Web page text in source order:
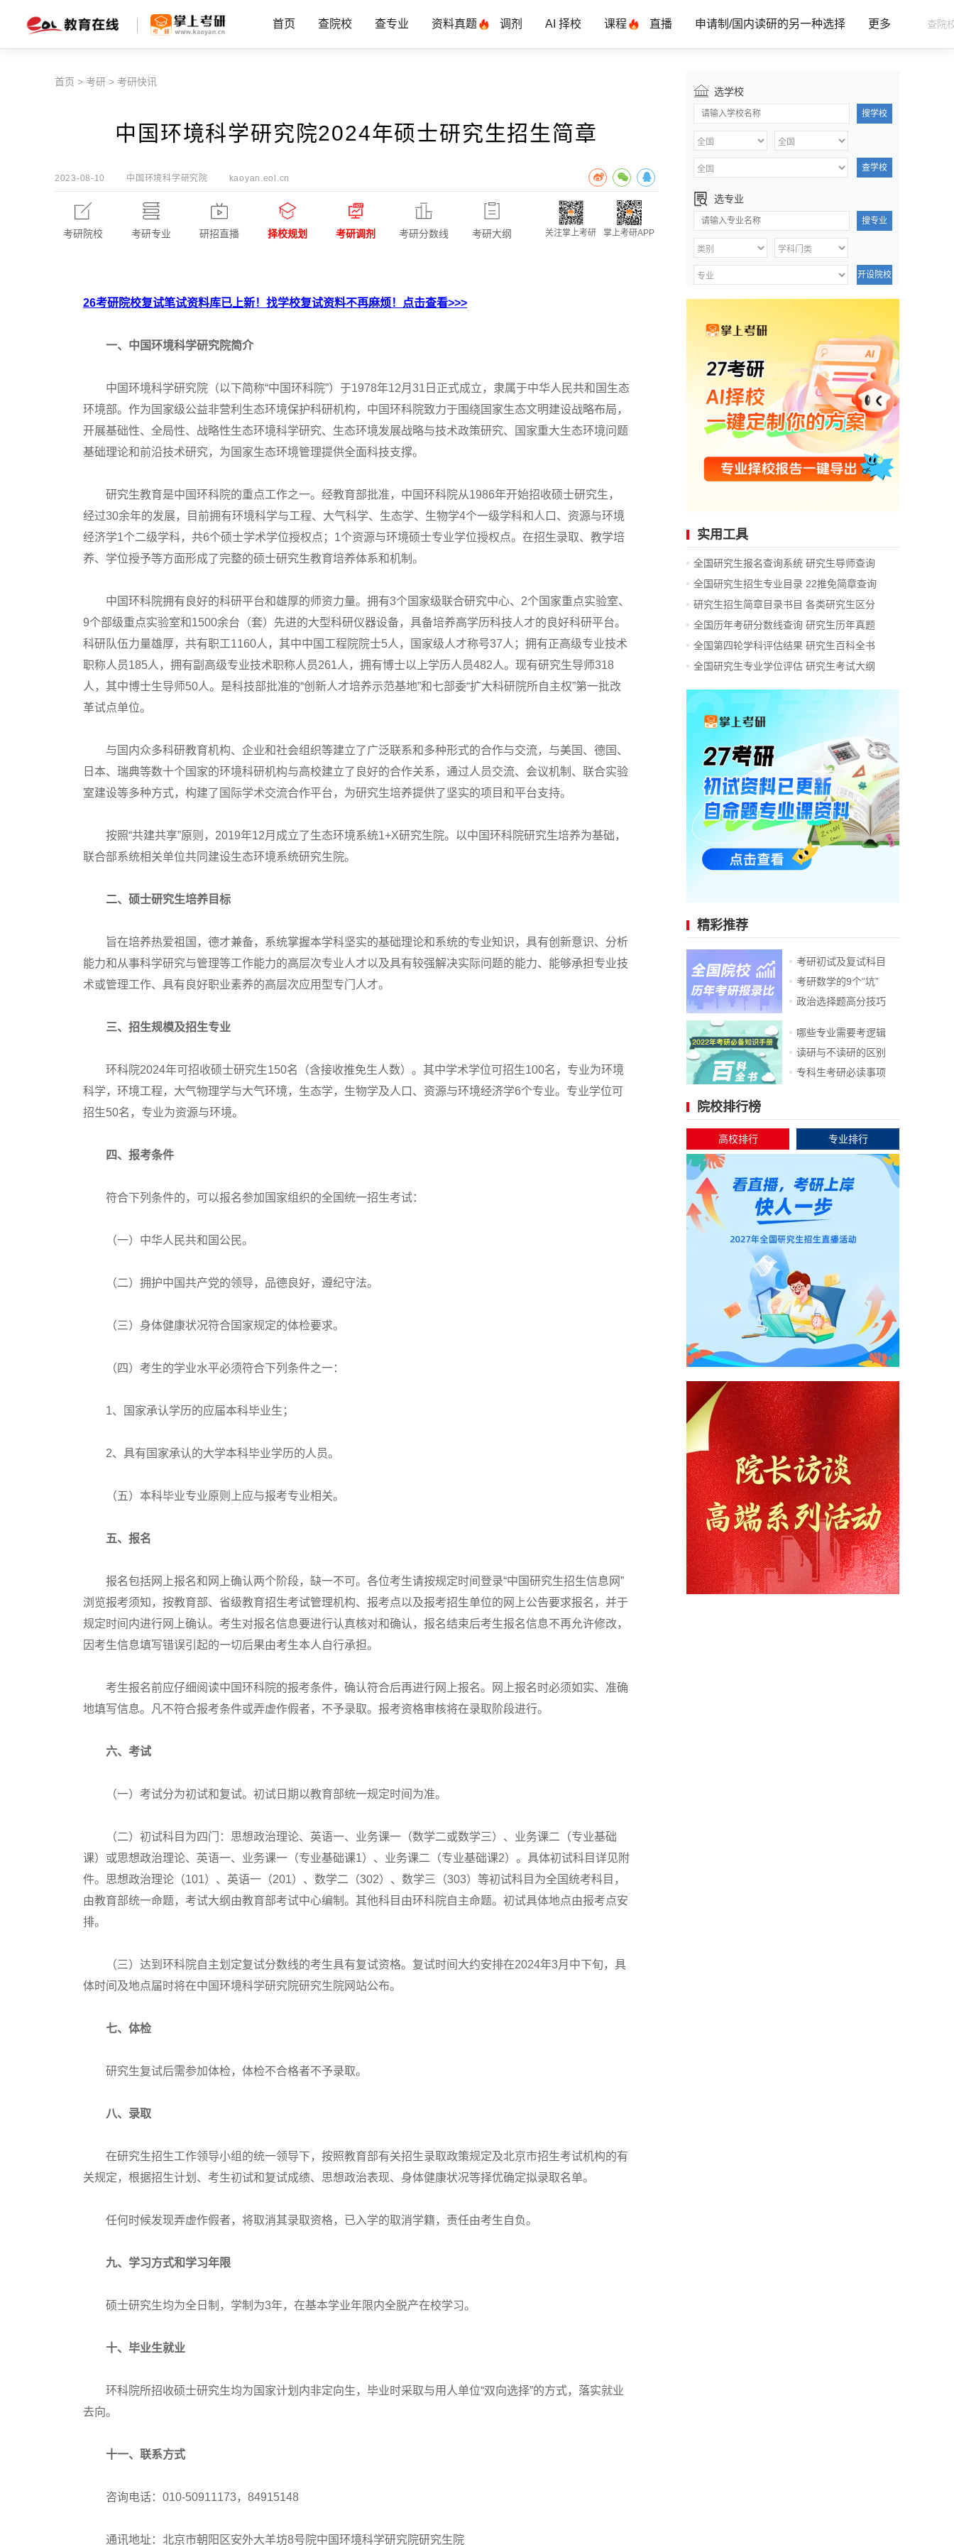
首页 查院校 查专业 资料真题 调剂 AI 择校 课程 直播 申请制/国内读研的另一种选择 更多
首页 > 考研 > 考研快讯
中国环境科学研究院2024年硕士研究生招生简章
2023-08-10 中国环境科学研究院 kaoyan.eol.cn
考研院校 考研专业 研招直播 择校规划 考研调剂 考研分数线 考研大纲 关注掌上考研 掌上考研APP
26考研院校复试笔试资料库已上新！找学校复试资料不再麻烦！点击查看>>>
一、中国环境科学研究院简介
中国环境科学研究院（以下简称“中国环科院”）于1978年12月31日正式成立，隶属于中华人民共和国生态
环境部。作为国家级公益非营利生态环境保护科研机构，中国环科院致力于围绕国家生态文明建设战略布局，
开展基础性、全局性、战略性生态环境科学研究、生态环境发展战略与技术政策研究、国家重大生态环境问题
基础理论和前沿技术研究，为国家生态环境管理提供全面科技支撑。
研究生教育是中国环科院的重点工作之一。经教育部批准，中国环科院从1986年开始招收硕士研究生，
经过30余年的发展，目前拥有环境科学与工程、大气科学、生态学、生物学4个一级学科和人口、资源与环境
经济学1个二级学科，共6个硕士学术学位授权点；1个资源与环境硕士专业学位授权点。在招生录取、教学培
养、学位授予等方面形成了完整的硕士研究生教育培养体系和机制。
中国环科院拥有良好的科研平台和雄厚的师资力量。拥有3个国家级联合研究中心、2个国家重点实验室、
9个部级重点实验室和1500余台（套）先进的大型科研仪器设备，具备培养高学历科技人才的良好科研平台。
科研队伍力量雄厚，共有职工1160人，其中中国工程院院士5人，国家级人才称号37人；拥有正高级专业技术
职称人员185人，拥有副高级专业技术职称人员261人，拥有博士以上学历人员482人。现有研究生导师318
人，其中博士生导师50人。是科技部批准的“创新人才培养示范基地”和七部委“扩大科研院所自主权”第一批改
革试点单位。
与国内众多科研教育机构、企业和社会组织等建立了广泛联系和多种形式的合作与交流，与美国、德国、
日本、瑞典等数十个国家的环境科研机构与高校建立了良好的合作关系，通过人员交流、会议机制、联合实验
室建设等多种方式，构建了国际学术交流合作平台，为研究生培养提供了坚实的项目和平台支持。
按照“共建共享”原则，2019年12月成立了生态环境系统1+X研究生院。以中国环科院研究生培养为基础，
联合部系统相关单位共同建设生态环境系统研究生院。
二、硕士研究生培养目标
旨在培养热爱祖国，德才兼备，系统掌握本学科坚实的基础理论和系统的专业知识，具有创新意识、分析
能力和从事科学研究与管理等工作能力的高层次专业人才以及具有较强解决实际问题的能力、能够承担专业技
术或管理工作、具有良好职业素养的高层次应用型专门人才。
三、招生规模及招生专业
环科院2024年可招收硕士研究生150名（含接收推免生人数）。其中学术学位可招生100名，专业为环境
科学，环境工程，大气物理学与大气环境，生态学，生物学及人口、资源与环境经济学6个专业。专业学位可
招生50名，专业为资源与环境。
四、报考条件
符合下列条件的，可以报名参加国家组织的全国统一招生考试：
（一）中华人民共和国公民。
（二）拥护中国共产党的领导，品德良好，遵纪守法。
（三）身体健康状况符合国家规定的体检要求。
（四）考生的学业水平必须符合下列条件之一：
1、国家承认学历的应届本科毕业生；
2、具有国家承认的大学本科毕业学历的人员。
（五）本科毕业专业原则上应与报考专业相关。
五、报名
报名包括网上报名和网上确认两个阶段，缺一不可。各位考生请按规定时间登录“中国研究生招生信息网”
浏览报考须知，按教育部、省级教育招生考试管理机构、报考点以及报考招生单位的网上公告要求报名，并于
规定时间内进行网上确认。考生对报名信息要进行认真核对和确认，报名结束后考生报名信息不再允许修改，
因考生信息填写错误引起的一切后果由考生本人自行承担。
考生报名前应仔细阅读中国环科院的报考条件，确认符合后再进行网上报名。网上报名时必须如实、准确
地填写信息。凡不符合报考条件或弄虚作假者，不予录取。报考资格审核将在录取阶段进行。
六、考试
（一）考试分为初试和复试。初试日期以教育部统一规定时间为准。
（二）初试科目为四门：思想政治理论、英语一、业务课一（数学二或数学三）、业务课二（专业基础
课）或思想政治理论、英语一、业务课一（专业基础课1）、业务课二（专业基础课2）。具体初试科目详见附
件。思想政治理论（101）、英语一（201）、数学二（302）、数学三（303）等初试科目为全国统考科目，
由教育部统一命题，考试大纲由教育部考试中心编制。其他科目由环科院自主命题。初试具体地点由报考点安
排。
（三）达到环科院自主划定复试分数线的考生具有复试资格。复试时间大约安排在2024年3月中下旬，具
体时间及地点届时将在中国环境科学研究院研究生院网站公布。
七、体检
研究生复试后需参加体检，体检不合格者不予录取。
八、录取
在研究生招生工作领导小组的统一领导下，按照教育部有关招生录取政策规定及北京市招生考试机构的有
关规定，根据招生计划、考生初试和复试成绩、思想政治表现、身体健康状况等择优确定拟录取名单。
任何时候发现弄虚作假者，将取消其录取资格，已入学的取消学籍，责任由考生自负。
九、学习方式和学习年限
硕士研究生均为全日制，学制为3年，在基本学业年限内全脱产在校学习。
十、毕业生就业
环科院所招收硕士研究生均为国家计划内非定向生，毕业时采取与用人单位“双向选择”的方式，落实就业
去向。
十一、联系方式
咨询电话：010-50911173，84915148
通讯地址：北京市朝阳区安外大羊坊8号院中国环境科学研究院研究生院
选学校
搜学校
查学校
选专业
搜专业
开设院校
实用工具
全国研究生报名查询系统 研究生导师查询
全国研究生招生专业目录 22推免简章查询
研究生招生简章目录书目 各类研究生区分
全国历年考研分数线查询 研究生历年真题
全国第四轮学科评估结果 研究生百科全书
全国研究生专业学位评估 研究生考试大纲
精彩推荐
考研初试及复试科目
考研数学的9个“坑”
政治选择题高分技巧
哪些专业需要考逻辑
读研与不读研的区别
专科生考研必读事项
院校排行榜
高校排行 专业排行